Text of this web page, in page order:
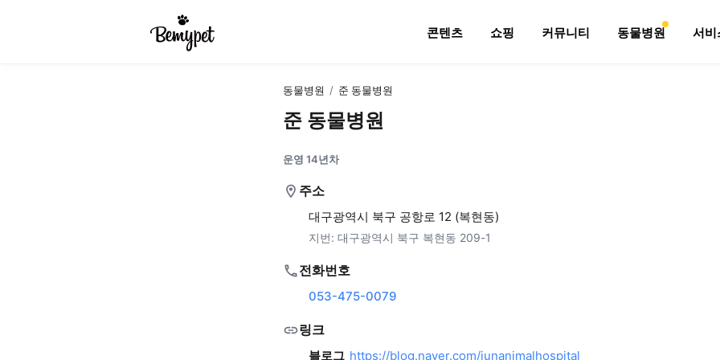
콘텐츠 쇼핑 커뮤니티 동물병원 서비
동물병원 / 준 동물병원
준 동물병원
운영 14년차
주소
대구광역시 북구 공항로 12 (복현동)
지번: 대구광역시 북구 복현동 209-1
전화번호
053-475-0079
링크
블로그 https://blog.naver.com/junanimalhospital